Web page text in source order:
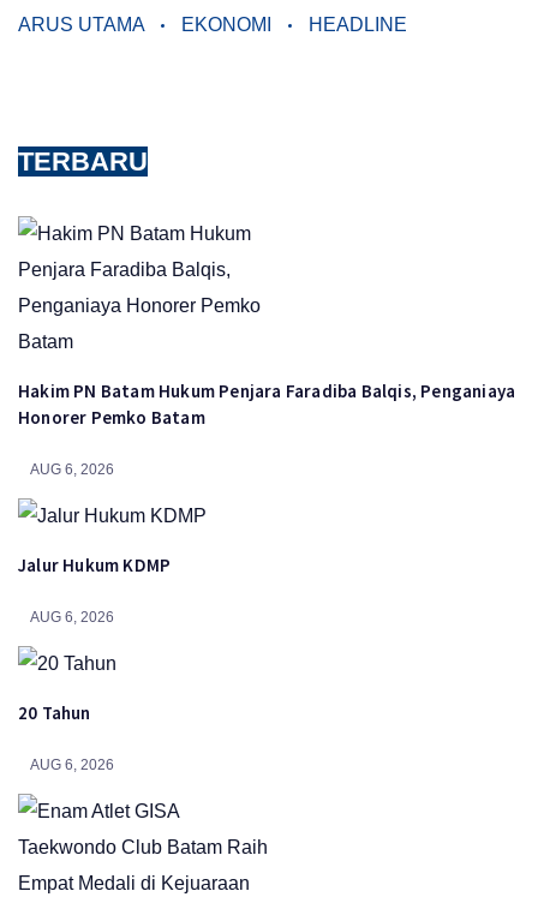
ARUS UTAMA EKONOMI HEADLINE
TERBARU
Hakim PN Batam Hukum Penjara Faradiba Balqis, Penganiaya
Honorer Pemko Batam
AUG 6, 2026
Jalur Hukum KDMP
AUG 6, 2026
20 Tahun
AUG 6, 2026